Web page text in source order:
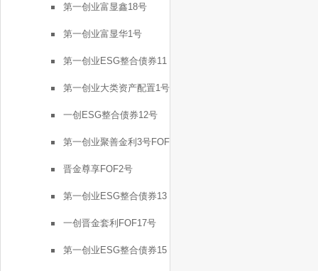
第一创业富显鑫18号
第一创业富显华1号
第一创业ESG整合债券11
号
第一创业大类资产配置1号
一创ESG整合债券12号
第一创业聚善金利3号FOF
晋金尊享FOF2号
第一创业ESG整合债券13
号
一创晋金套利FOF17号
第一创业ESG整合债券15